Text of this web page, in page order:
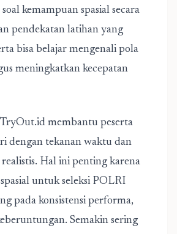
kemampuan spasial secara
pendekatan latihan yang
bisa belajar mengenali pola
meningkatkan kecepatan
membantu peserta
dengan tekanan waktu dan
realistis. Hal ini penting karena
untuk seleksi POLRI
pada konsistensi performa,
Semakin sering